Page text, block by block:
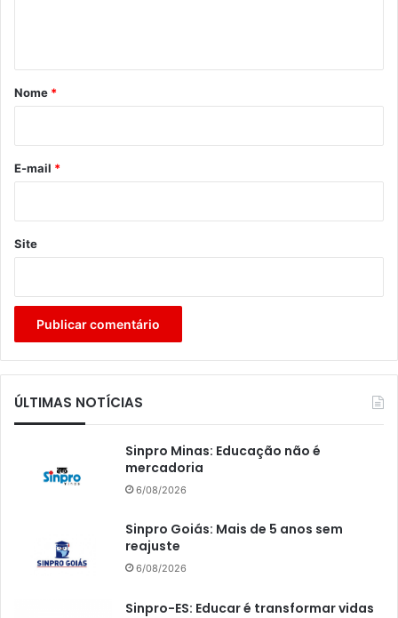
r
*
Nome *
E-mail *
Site
ÚLTIMAS NOTÍCIAS
Sinpro Minas: Educação não é
mercadoria
6/08/2026
Sinpro Goiás: Mais de 5 anos sem
reajuste
6/08/2026
Sinpro-ES: Educar é transformar vidas